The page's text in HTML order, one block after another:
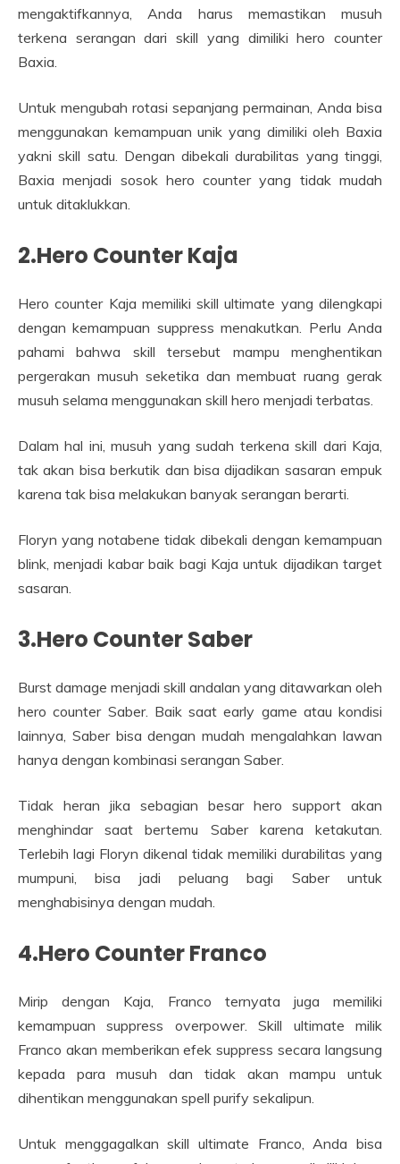
mengaktifkannya, Anda harus memastikan musuh
terkena serangan dari skill yang dimiliki hero counter
Baxia.
Untuk mengubah rotasi sepanjang permainan, Anda bisa
menggunakan kemampuan unik yang dimiliki oleh Baxia
yakni skill satu. Dengan dibekali durabilitas yang tinggi,
Baxia menjadi sosok hero counter yang tidak mudah
untuk ditaklukkan.
2.Hero Counter Kaja
Hero counter Kaja memiliki skill ultimate yang dilengkapi
dengan kemampuan suppress menakutkan. Perlu Anda
pahami bahwa skill tersebut mampu menghentikan
pergerakan musuh seketika dan membuat ruang gerak
musuh selama menggunakan skill hero menjadi terbatas.
Dalam hal ini, musuh yang sudah terkena skill dari Kaja,
tak akan bisa berkutik dan bisa dijadikan sasaran empuk
karena tak bisa melakukan banyak serangan berarti.
Floryn yang notabene tidak dibekali dengan kemampuan
blink, menjadi kabar baik bagi Kaja untuk dijadikan target
sasaran.
3.Hero Counter Saber
Burst damage menjadi skill andalan yang ditawarkan oleh
hero counter Saber. Baik saat early game atau kondisi
lainnya, Saber bisa dengan mudah mengalahkan lawan
hanya dengan kombinasi serangan Saber.
Tidak heran jika sebagian besar hero support akan
menghindar saat bertemu Saber karena ketakutan.
Terlebih lagi Floryn dikenal tidak memiliki durabilitas yang
mumpuni, bisa jadi peluang bagi Saber untuk
menghabisinya dengan mudah.
4.Hero Counter Franco
Mirip dengan Kaja, Franco ternyata juga memiliki
kemampuan suppress overpower. Skill ultimate milik
Franco akan memberikan efek suppress secara langsung
kepada para musuh dan tidak akan mampu untuk
dihentikan menggunakan spell purify sekalipun.
Untuk menggagalkan skill ultimate Franco, Anda bisa